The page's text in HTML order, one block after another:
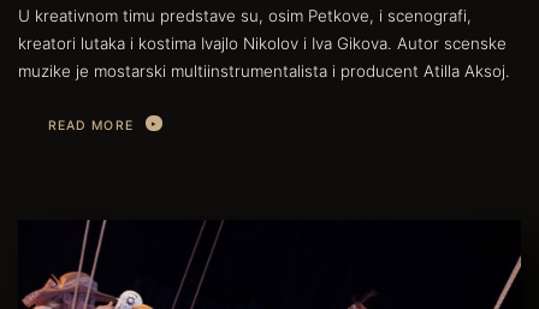
U kreativnom timu predstave su, osim Petkove, i scenografi,
kreatori lutaka i kostima Ivajlo Nikolov i Iva Gikova. Autor scenske
muzike je mostarski multiinstrumentalista i producent Atilla Aksoj.
READ MORE